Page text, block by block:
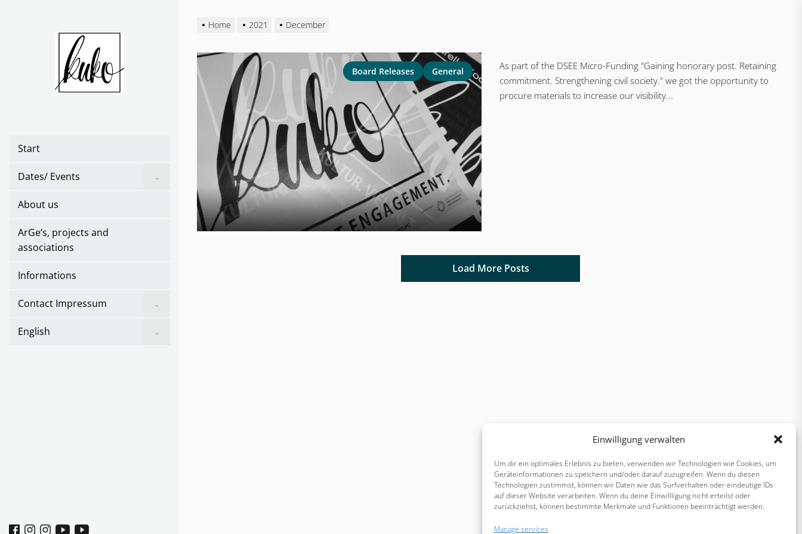
Einwilligung verwalten
Um dir ein optimales Erlebnis zu bieten, verwenden wir Technologien wie Cookies, um
Geräteinformationen zu speichern und/oder darauf zuzugreifen. Wenn du diesen
Technologien zustimmst, können wir Daten wie das Surfverhalten oder eindeutige IDs
auf dieser Website verarbeiten. Wenn du deine Einwillligung nicht erteilst oder
zurückziehst, können bestimmte Merkmale und Funktionen beeinträchtigt werden.
Manage services
content
Start
Dates/ Events Show
About us
ArGe’s, projects and
associations
Informations
Contact Impressum Show
English Show
Facebook
Instagram
Instagram
Youtubeyoutube
Home 2021 December
Board Releases General
As part of the DSEE Micro-Funding "Gaining honorary post. Retaining
commitment. Strengthening civil society." we got the opportunity to
procure materials to increase our visibility...
Load More Posts